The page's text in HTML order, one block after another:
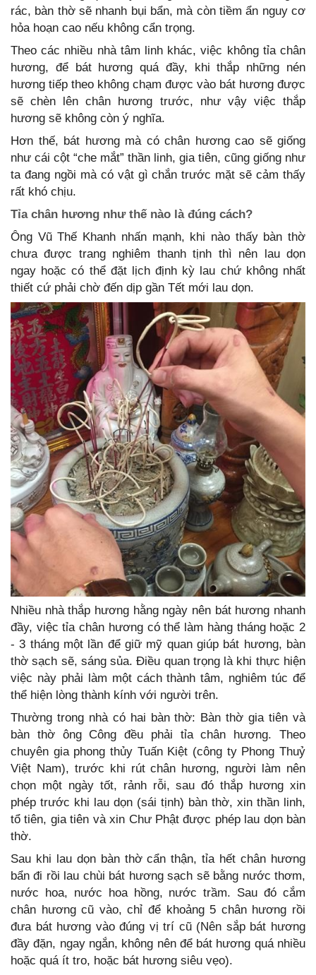
rác, bàn thờ sẽ nhanh bụi bẩn, mà còn tiềm ẩn nguy cơ
hỏa hoạn cao nếu không cẩn trọng.
Theo các nhiều nhà tâm linh khác, việc không tỉa chân
hương, để bát hương quá đầy, khi thắp những nén
hương tiếp theo không chạm được vào bát hương được
sẽ chèn lên chân hương trước, như vậy việc thắp
hương sẽ không còn ý nghĩa.
Hơn thế, bát hương mà có chân hương cao sẽ giống
như cái cột “che mắt” thần linh, gia tiên, cũng giống như
ta đang ngồi mà có vật gì chắn trước mặt sẽ cảm thấy
rất khó chịu.
Tỉa chân hương như thế nào là đúng cách?
Ông Vũ Thế Khanh nhấn mạnh, khi nào thấy bàn thờ
chưa được trang nghiêm thanh tịnh thì nên lau dọn
ngay hoặc có thể đặt lịch định kỳ lau chứ không nhất
thiết cứ phải chờ đến dịp gần Tết mới lau dọn.
Nhiều nhà thắp hương hằng ngày nên bát hương nhanh
đầy, việc tỉa chân hương có thể làm hàng tháng hoặc 2
- 3 tháng một lần để giữ mỹ quan giúp bát hương, bàn
thờ sạch sẽ, sáng sủa. Điều quan trọng là khi thực hiện
việc này phải làm một cách thành tâm, nghiêm túc để
thể hiện lòng thành kính với người trên.
Thường trong nhà có hai bàn thờ: Bàn thờ gia tiên và
bàn thờ ông Công đều phải tỉa chân hương. Theo
chuyên gia phong thủy Tuấn Kiệt (công ty Phong Thuỷ
Việt Nam), trước khi rút chân hương, người làm nên
chọn một ngày tốt, rảnh rỗi, sau đó thắp hương xin
phép trước khi lau dọn (sái tịnh) bàn thờ, xin thần linh,
tổ tiên, gia tiên và xin Chư Phật được phép lau dọn bàn
thờ.
Sau khi lau dọn bàn thờ cẩn thận, tỉa hết chân hương
bẩn đi rồi lau chùi bát hương sạch sẽ bằng nước thơm,
nước hoa, nước hoa hồng, nước trầm. Sau đó cắm
chân hương cũ vào, chỉ để khoảng 5 chân hương rồi
đưa bát hương vào đúng vị trí cũ (Nên sắp bát hương
đầy đặn, ngay ngắn, không nên để bát hương quá nhiều
hoặc quá ít tro, hoặc bát hương siêu vẹo).